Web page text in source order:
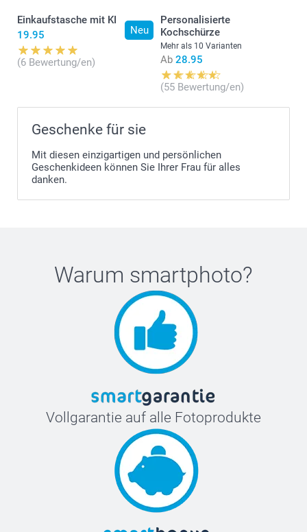
Neu
Einkaufstasche mit KI
19.95
(6 Bewertung/en)
Personalisierte
Kochschürze
Mehr als 10 Varianten
Ab 28.95
(55 Bewertung/en)
Geschenke für sie
Mit diesen einzigartigen und persönlichen
Geschenkideen können Sie Ihrer Frau für alles
danken.
Warum smartphoto?
Vollgarantie auf alle Fotoprodukte